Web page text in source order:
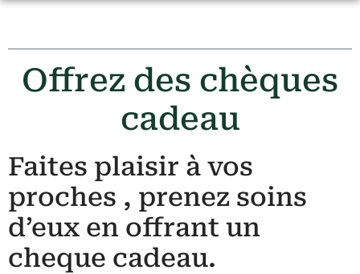
Offrez des chèques
cadeau
Faites plaisir à vos
proches , prenez soins
d’eux en offrant un
cheque cadeau.